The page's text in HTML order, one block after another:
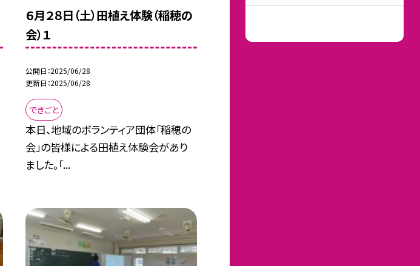
６月２８日（土）田植え体験（稲穂の
会）１
公開日 2025/06/28
更新日 2025/06/28
できごと
本日、地域のボランティア団体「稲穂の
会」の皆様による田植え体験会があり
ました。「...